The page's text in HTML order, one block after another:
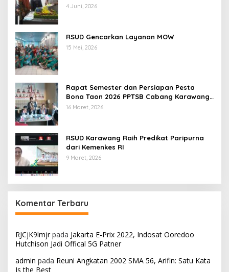
Tingkatkan Pelayanan Kesehatan
4 Juni, 2026
RSUD Gencarkan Layanan MOW
15 Mei, 2026
Rapat Semester dan Persiapan Pesta
Bona Taon 2026 PPTSB Cabang Karawang
Digelar
16 Maret, 2026
RSUD Karawang Raih Predikat Paripurna
dari Kemenkes RI
9 Maret, 2026
Komentar Terbaru
RJCjK9lmjrpada Jakarta E-Prix 2022, Indosat Ooredoo
Hutchison Jadi Offical 5G Patner
admin pada Reuni Angkatan 2002 SMA 56, Arifin: Satu Kata
Is the Best